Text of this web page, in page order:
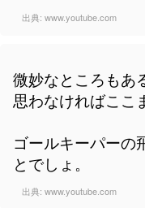
出典: www.youtube.com
微妙なところもあ
思わなければここ
ゴールキーパーの
とでしょ。
出典: www.youtube.com